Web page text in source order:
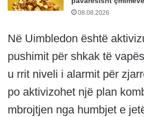
08.08.2026
Në Uimbledon është
pushimit për shkak të
u rrit niveli i alarmit për
po aktivizohet një plan
mbrojtjen nga humbjet e